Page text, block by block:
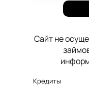
вашим
помощником
Сайт не
Кредиты